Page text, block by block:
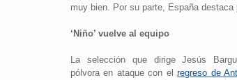
muy bien. Por su parte, España destaca
‘Niño’ vuelve al equipo
La selección que dirige Jesús
pólvora en ataque con elregreso de